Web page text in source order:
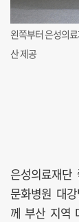
왼쪽부터 은성의
산 제공
은성의료재단
문화병원 대
께 부산 지역